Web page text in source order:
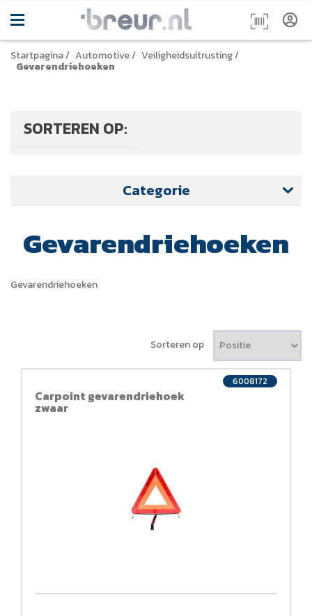
Startpagina/ Automotive/ Veiligheidsuitrusting/
Gevarendriehoeken
SORTEREN OP:
Categorie
Gevarendriehoeken
Gevarendriehoeken
Sorteren op
Carpoint gevarendriehoek
zwaar
6008172